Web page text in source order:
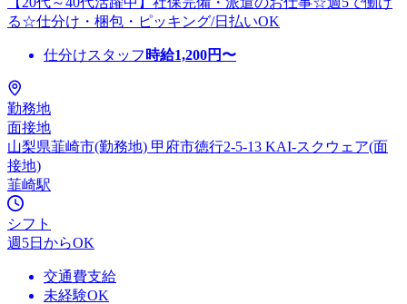
る☆仕分け・梱包・ピッキング/日払いOK
仕分けスタッフ 時給1,200円〜
勤務地
面接地
山梨県韮崎市(勤務地) 甲府市徳行2-5-13 KAI-スクウェア(面
接地)
韮崎駅
シフト
週5日からOK
交通費支給
未経験OK